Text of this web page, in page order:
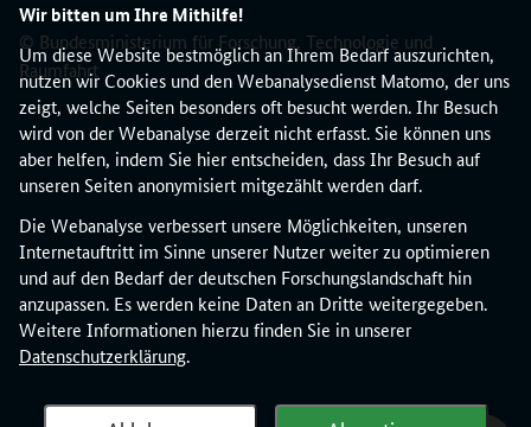
Wir bitten um Ihre Mithilfe!
Um diese Website bestmöglich an Ihrem Bedarf auszurichten,
nutzen wir Cookies und den Webanalysedienst Matomo, der uns
zeigt, welche Seiten besonders oft besucht werden. Ihr Besuch
wird von der Webanalyse derzeit nicht erfasst. Sie können uns
aber helfen, indem Sie hier entscheiden, dass Ihr Besuch auf
unseren Seiten anonymisiert mitgezählt werden darf.
Die Webanalyse verbessert unsere Möglichkeiten, unseren
Internetauftritt im Sinne unserer Nutzer weiter zu optimieren
und auf den Bedarf der deutschen Forschungslandschaft hin
anzupassen. Es werden keine Daten an Dritte weitergegeben.
Weitere Informationen hierzu finden Sie in unserer
Datenschutzerklärung.
© Bundesministerium für Forschung, Technologie und
Raumfahrt